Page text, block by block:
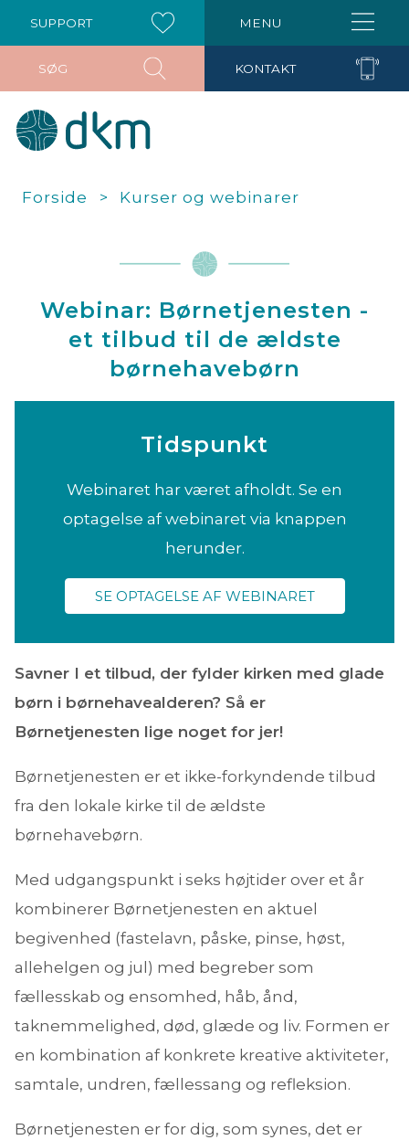
Forside Kurser og webinarer
Webinar: Børnetjenesten -
et tilbud til de ældste
børnehavebørn
Tidspunkt
Webinaret har været afholdt. Se en
optagelse af webinaret via knappen
herunder.
SE OPTAGELSE AF WEBINARET
Savner I et tilbud, der fylder kirken med glade
børn i børnehavealderen? Så er
Børnetjenesten lige noget for jer!
Børnetjenesten er et ikke-forkyndende tilbud
fra den lokale kirke til de ældste
børnehavebørn.
Med udgangspunkt i seks højtider over et år
kombinerer Børnetjenesten en aktuel
begivenhed (fastelavn, påske, pinse, høst,
allehelgen og jul) med begreber som
fællesskab og ensomhed, håb, ånd,
taknemmelighed, død, glæde og liv. Formen er
en kombination af konkrete kreative aktiviteter,
samtale, undren, fællessang og refleksion.
Børnetjenesten er for dig, som synes, det er
MENU
SUPPORT
SØG KONTAKT